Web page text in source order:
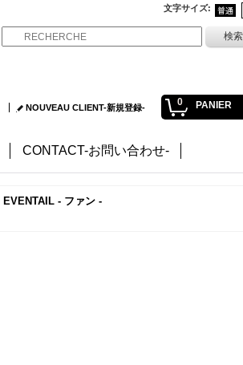
文字サイズ:
0 PANIER
NOUVEAU CLIENT-新規登録-
CONTACT-お問い合わせ-
EVENTAIL - ファン -